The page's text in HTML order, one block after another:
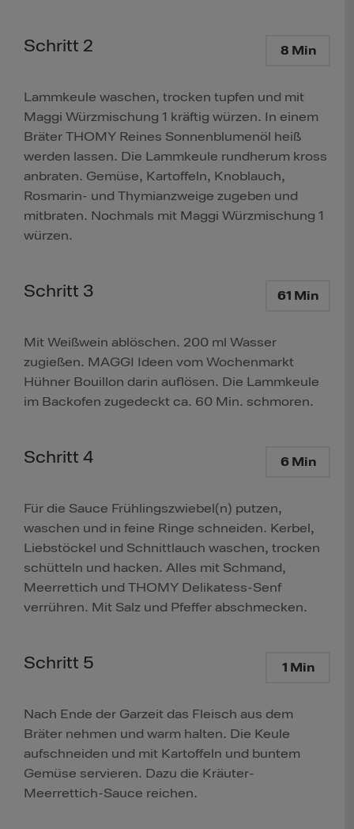
Schritt 2 8 Min
Lammkeule waschen, trocken tupfen und mit
Maggi Würzmischung 1 kräftig würzen. In einem
Bräter THOMY Reines Sonnenblumenöl heiß
werden lassen. Die Lammkeule rundherum kross
anbraten. Gemüse, Kartoffeln, Knoblauch,
Rosmarin- und Thymianzweige zugeben und
mitbraten. Nochmals mit Maggi Würzmischung 1
würzen.
Schritt 3 61 Min
Mit Weißwein ablöschen. 200 ml Wasser
zugießen. MAGGI Ideen vom Wochenmarkt
Hühner Bouillon darin auflösen. Die Lammkeule
im Backofen zugedeckt ca. 60 Min. schmoren.
Schritt 4 6 Min
Für die Sauce Frühlingszwiebel(n) putzen,
waschen und in feine Ringe schneiden. Kerbel,
Liebstöckel und Schnittlauch waschen, trocken
schütteln und hacken. Alles mit Schmand,
Meerrettich und THOMY Delikatess-Senf
verrühren. Mit Salz und Pfeffer abschmecken.
Schritt 5 1 Min
Nach Ende der Garzeit das Fleisch aus dem
Bräter nehmen und warm halten. Die Keule
aufschneiden und mit Kartoffeln und buntem
Gemüse servieren. Dazu die Kräuter-
Meerrettich-Sauce reichen.